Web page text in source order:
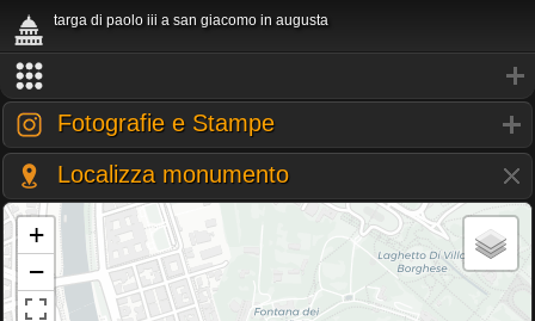
targa di paolo iii a san giacomo in augusta
Fotografie e Stampe
Localizza monumento
+
−